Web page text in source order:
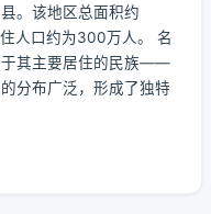
。该地区总面积约
人口约为300万人。 名
于其主要居住的民族——
分布广泛，形成了独特